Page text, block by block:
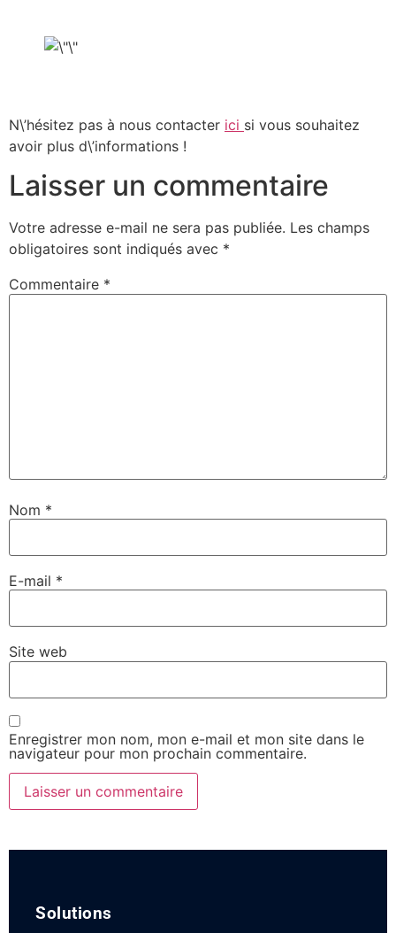
N\’hésitez pas à nous contacter ici si vous souhaitez
avoir plus d\’informations !
Laisser un commentaire
Votre adresse e-mail ne sera pas publiée. Les champs
obligatoires sont indiqués avec *
Commentaire *
Nom *
E-mail *
Site web
Enregistrer mon nom, mon e-mail et mon site dans le
navigateur pour mon prochain commentaire.
Solutions